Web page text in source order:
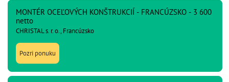
MONTÉR OCEĽOVÝCH KONŠTRUKCIÍ - FRANCÚZSKO - 3 600
netto
CHRISTAL s. r. o., Francúzsko
Pozri ponuku